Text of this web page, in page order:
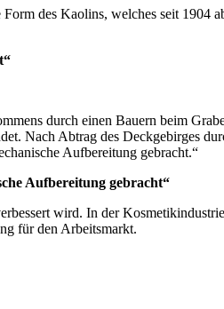
des Kaolins, welches seit 1904
durch einen Bauern beim
Nach Abtrag des Deckgebirges
Aufbereitung gebracht.“
Aufbereitung gebracht“
wird. In der
für den Arbeitsmarkt.